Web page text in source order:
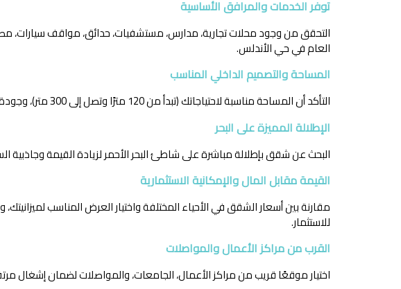
توفر الخدمات والمرافق الأساسية
التحقق من وجود محلات تجارية، مدارس، مستشفيات، حدائق، مواقف سيارات،
العام في حي الأندلس.
المساحة والتصميم الداخلي المناسب
التأكد أن المساحة مناسبة لاحتياجاتك (تبدأ من 120 مترًا وتصل إلى 300 متر)، وجودة التشطيبات وتناسب التصميم مع احتياجات عائلتك.
الإطلالة المميزة على البحر
البحث عن شقق بإطلالة مباشرة على شاطئ البحر الأحمر لزيادة القيمة وجاذبية
القيمة مقابل المال والإمكانية الاستثمارية
مقارنة بين أسعار الشقق في الأحياء المختلفة واختيار العرض المناسب
للاستثمار.
القرب من مراكز الأعمال والمواصلات
اختيار موقعًا قريب من مراكز الأعمال، الجامعات، والمواصلات لضمان إشغال